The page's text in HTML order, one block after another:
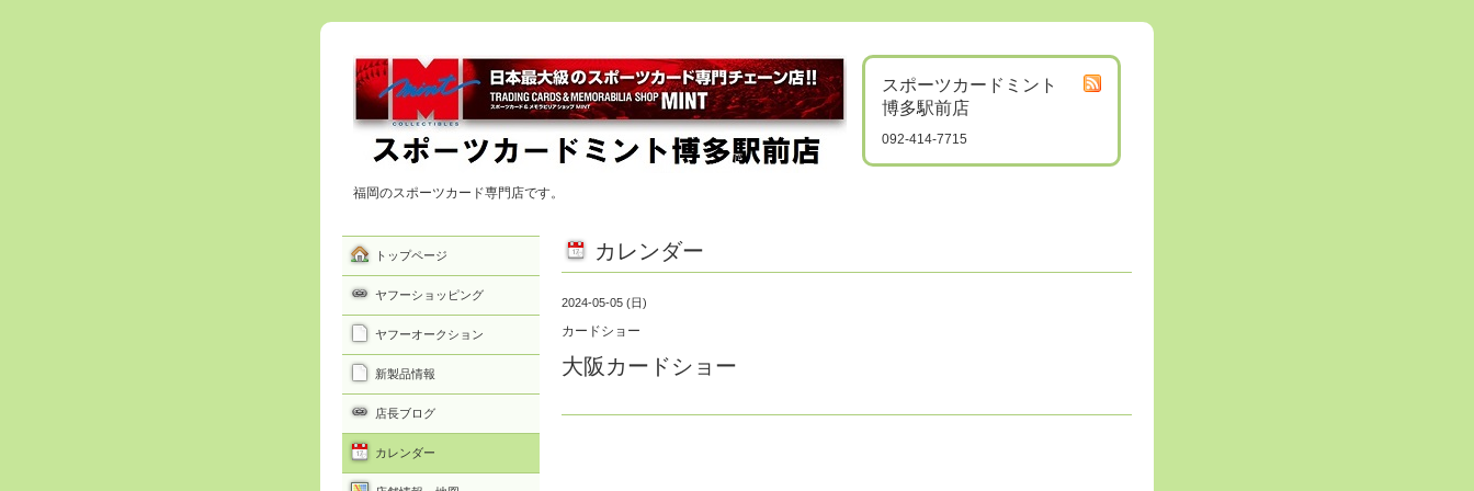
スポーツカードミント
博多駅前店
092-414-7715
福岡のスポーツカード専門店です。
カレンダー
2024-05-05 (日)
カードショー
大阪カードショー
トップページ
ヤフーショッピング
ヤフーオークション
新製品情報
店長ブログ
カレンダー